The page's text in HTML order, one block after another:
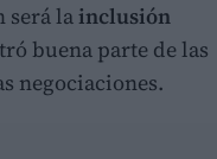
será lainclusión
buena parte de las
negociaciones.